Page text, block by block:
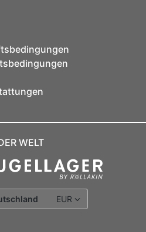
WELT
EUR